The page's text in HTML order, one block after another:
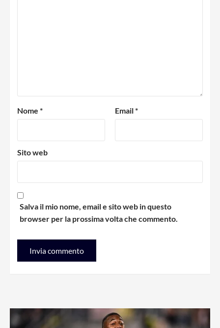
Nome * Email*
Sito web
Salva il mio nome, email e sito web in questo
browser per la prossima volta che commento.